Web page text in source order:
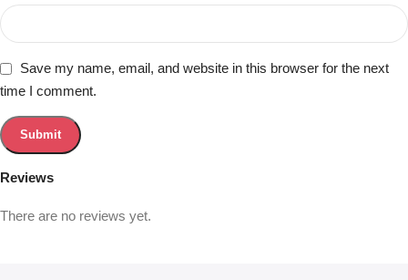
Reviews
There are no reviews yet.
Save my name, email, and website in this browser for the next
time I comment.